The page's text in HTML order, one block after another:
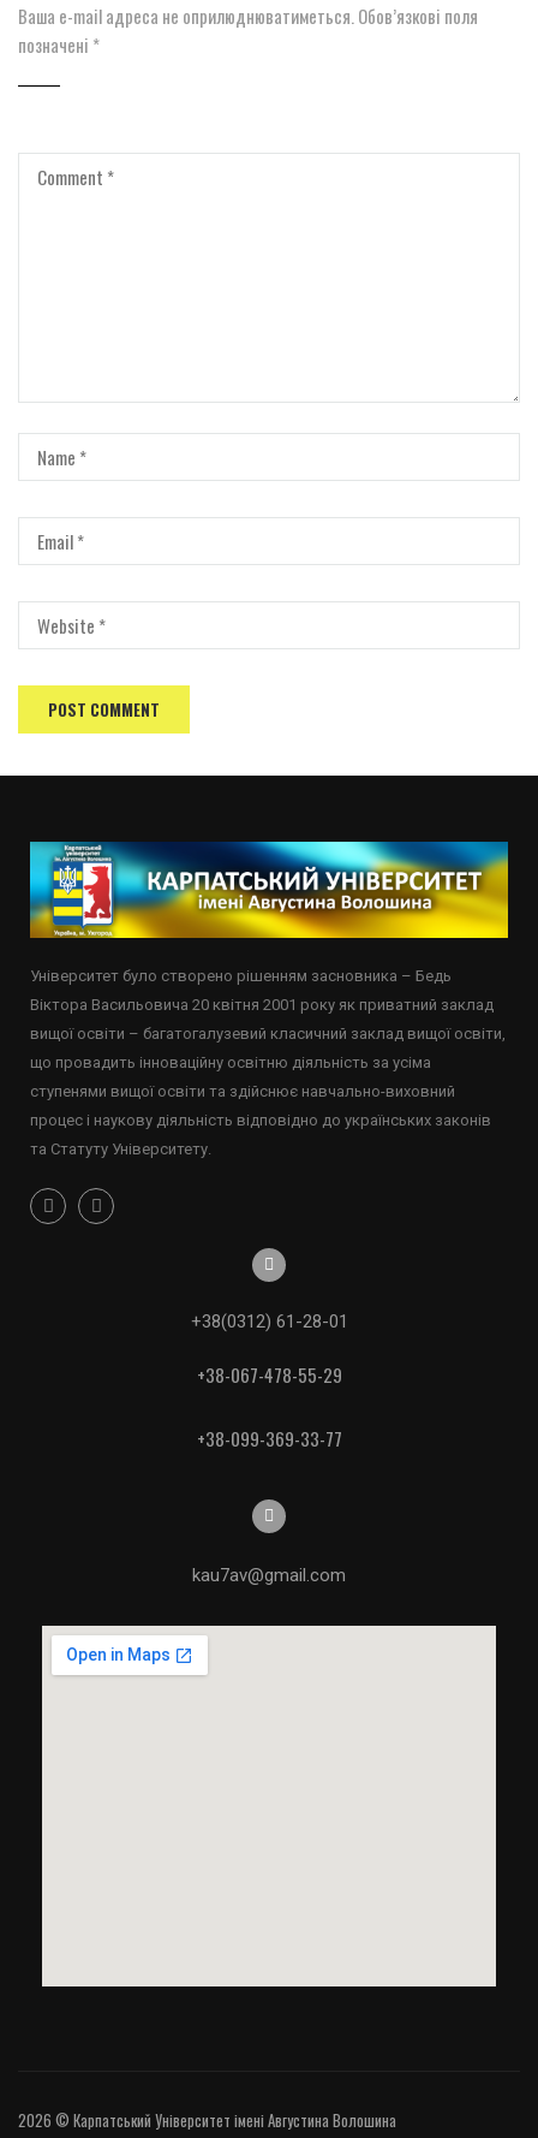
Ваша e-mail адреса не оприлюднюватиметься. Обов’язкові поля
позначені *
Університет було створено рішенням засновника – Бедь
Віктора Васильовича 20 квітня 2001 року як приватний заклад
вищої освіти – багатогалузевий класичний заклад вищої освіти,
що провадить інноваційну освітню діяльність за усіма
ступенями вищої освіти та здійснює навчально-виховний
процес і наукову діяльність відповідно до українських законів
та Статуту Університету.
+38(0312) 61-28-01
+38-067-478-55-29
+38-099-369-33-77
kau7av@gmail.com
2026 © Карпатський Університет імені Августина Волошина